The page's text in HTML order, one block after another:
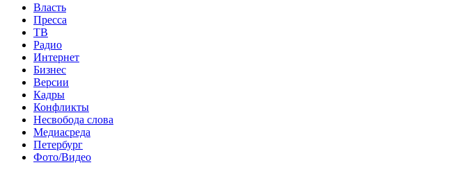
Власть
Пресса
ТВ
Радио
Интернет
Бизнес
Версии
Кадры
Конфликты
Несвобода слова
Медиасреда
Петербург
Фото/Видео